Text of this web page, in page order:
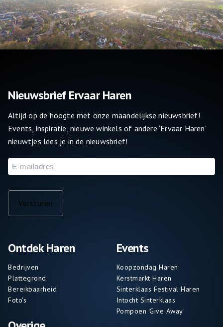
Ontdek Haren
Bedrijven
Plattegrond
Bereikbaarheid
Foto's
Events
Koopzondag Haren
Kerstmarkt Haren
Sinterklaas Festival Haren
Intocht Sinterklaas
Pompoen 'Give Away'
Nieuwsbrief Ervaar Haren
Altijd op de hoogte met onze maandelijkse nieuwsbrief!
Events, inspiratie, nieuwe winkels of andere ‘Ervaar Haren’
nieuwtjes lees je in de nieuwsbrief!
E-
mailadres
Versturen